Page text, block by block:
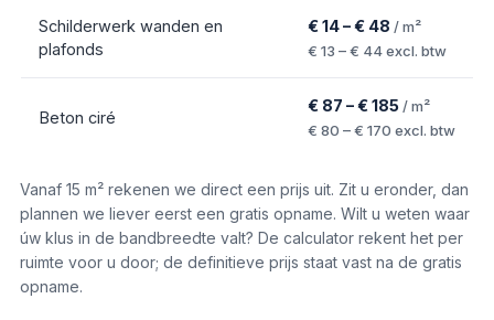
Schilderwerk wanden en
plafonds
€ 14 – € 48 / m²
€ 13 – € 44excl. btw
Beton ciré
€ 87 – € 185 / m²
€ 80 – € 170 excl. btw
Vanaf 15 m² rekenen we direct een prijs uit. Zit u eronder, dan
plannen we liever eerst een gratis opname. Wilt u weten waar
úw klus in de bandbreedte valt? De calculator rekent het per
ruimte voor u door; de definitieve prijs staat vast na de gratis
opname.